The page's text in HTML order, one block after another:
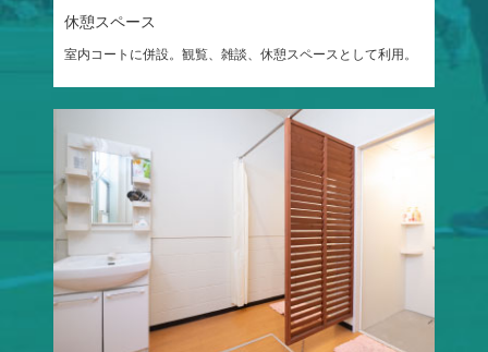
休憩スペース
室内コートに併設。観覧、雑談、休憩スペースとして利用。